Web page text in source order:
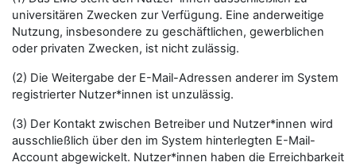
universitären Zwecken zur Verfügung. Eine anderweitige
Nutzung, insbesondere zu geschäftlichen, gewerblichen
oder privaten Zwecken, ist nicht zulässig.
(2) Die Weitergabe der E-Mail-Adressen anderer im System
registrierter Nutzer*innen ist unzulässig.
(3) Der Kontakt zwischen Betreiber und Nutzer*innen wird
ausschließlich über den im System hinterlegten E-Mail-
Account abgewickelt. Nutzer*innen haben die Erreichbarkeit